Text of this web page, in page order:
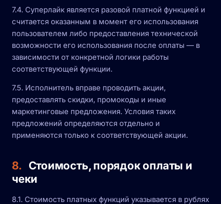
7.4. Суперлайк является разовой платной функцией и
считается оказанным в момент его использования
пользователем либо предоставления технической
возможности его использования после оплаты — в
зависимости от конкретной логики работы
соответствующей функции.
7.5. Исполнитель вправе проводить акции,
предоставлять скидки, промокоды и иные
маркетинговые предложения. Условия таких
предложений определяются отдельно и
применяются только к соответствующей акции.
8.
Стоимость, порядок оплаты и
чеки
8.1. Стоимость платных функций указывается в рублях